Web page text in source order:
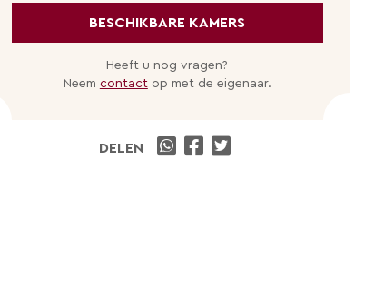
BESCHIKBARE KAMERS
Heeft u nog vragen?
Neem contactop met de eigenaar.
DELEN